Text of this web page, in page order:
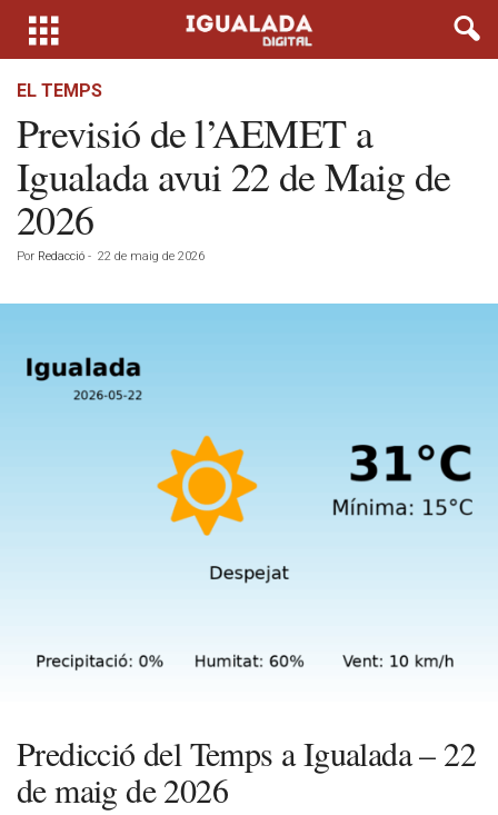
EL TEMPS
Previsió de l’AEMET a
Igualada avui 22 de Maig de
2026
Por Redacció - 22 de maig de 2026
Predicció del Temps a Igualada – 22
de maig de 2026